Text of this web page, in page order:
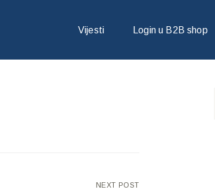
Vijesti Login u B2B shop
NEXT POST